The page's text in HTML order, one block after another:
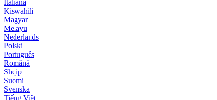
Italiana
Kiswahili
Magyar
Melayu
Nederlands
Polski
Português
Română
Shqip
Suomi
Svenska
Tiếng Việt